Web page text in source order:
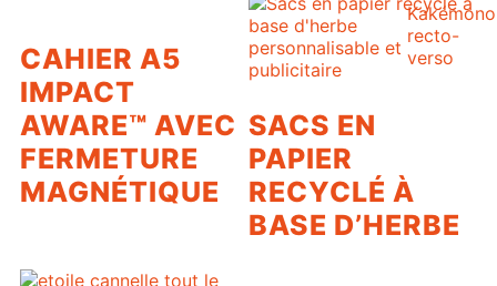
Kakémono
recto-
verso
CAHIER A5
IMPACT
AWARE™ AVEC
FERMETURE
MAGNÉTIQUE
SACS EN
PAPIER
RECYCLÉ À
BASE D’HERBE